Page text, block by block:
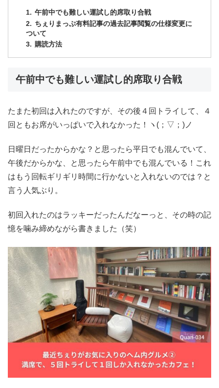
午前中でも難しい運試し的席取り合戦
ちぇりまっぷ有料記事の過去記事閲覧の仕様変更に
ついて
購読方法
午前中でも難しい運試し的席取り合戦
たまた初回は入れたのですが、その後４回トライして、４
回ともお席がいっぱいで入れなかった！ヽ(；▽；)ノ
日曜日だったからかな？と思ったら平日でも混んでいて、
午後だからかな、と思ったら午前中でも混んでいる！これ
はもう回転ギリギリ時間に行かないと入れないのでは？と
言う人気ぶり。
初回入れたのはラッキーだったんだなーっと、その時の記
憶を噛み締めながら書きました（笑）